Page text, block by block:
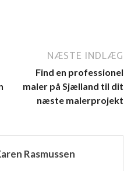
NÆSTE INDLÆG
Find en professionel
maler på Sjælland til dit
næste malerprojekt
Rasmussen